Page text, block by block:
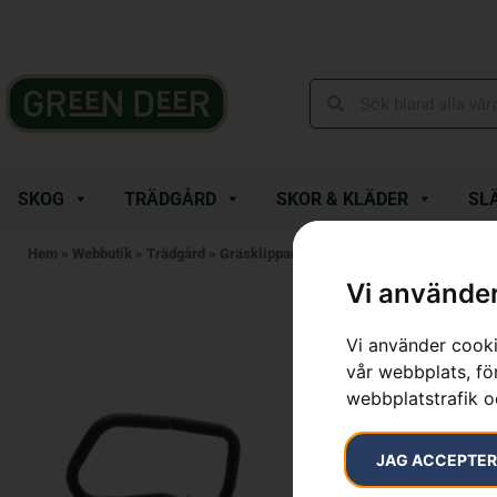
Vi
Vi använder
vår webbplats,
webbplatstrafik
JAG
SKOG TRÄDGÅRD SKOR & KLÄDER
Hem » Webbutik » Trädgård » Gräsklippare